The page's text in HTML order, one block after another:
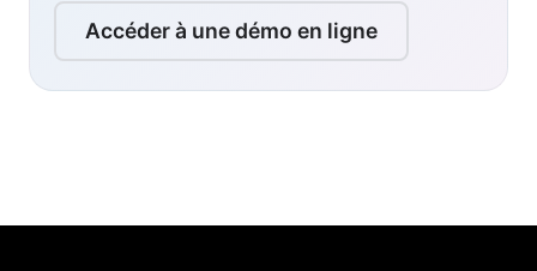
Accéder à une démo en ligne